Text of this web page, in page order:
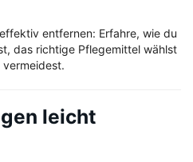
entfernen: Erfahre, wie du
das richtige Pflegemittel wählst
leicht